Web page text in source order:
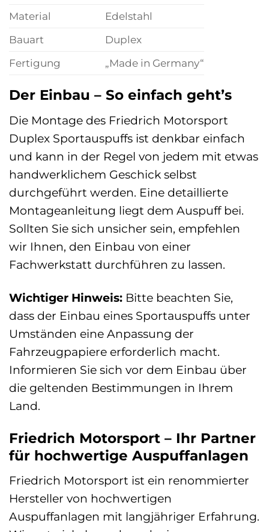
Material
Edelstahl
Bauart
Duplex
Fertigung
„Made in Germany“
Der Einbau – So einfach geht’s
Die Montage des Friedrich Motorsport
Duplex Sportauspuffs ist denkbar einfach
und kann in der Regel von jedem mit etwas
handwerklichem Geschick selbst
durchgeführt werden. Eine detaillierte
Montageanleitung liegt dem Auspuff bei.
Sollten Sie sich unsicher sein, empfehlen
wir Ihnen, den Einbau von einer
Fachwerkstatt durchführen zu lassen.
Wichtiger Hinweis: Bitte beachten Sie,
dass der Einbau eines Sportauspuffs unter
Umständen eine Anpassung der
Fahrzeugpapiere erforderlich macht.
Informieren Sie sich vor dem Einbau über
die geltenden Bestimmungen in Ihrem
Land.
Friedrich Motorsport – Ihr Partner
für hochwertige Auspuffanlagen
Friedrich Motorsport ist ein renommierter
Hersteller von hochwertigen
Auspuffanlagen mit langjähriger Erfahrung.